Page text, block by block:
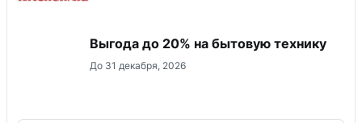
Выгода до 20% на бытовую технику
До 31 декабря, 2026